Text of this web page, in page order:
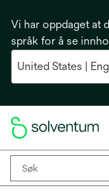
Vi har oppdaget at
språk for å se